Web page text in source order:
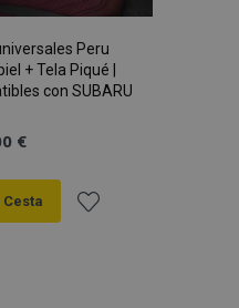
Peru
+ Tela Piqué |
con SUBARU
€